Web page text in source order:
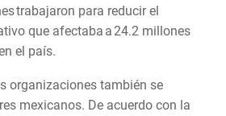
trabajaron para reducir el
que afectaba a 24.2 millones
el país.
organizaciones también se
mexicanos. De acuerdo con la